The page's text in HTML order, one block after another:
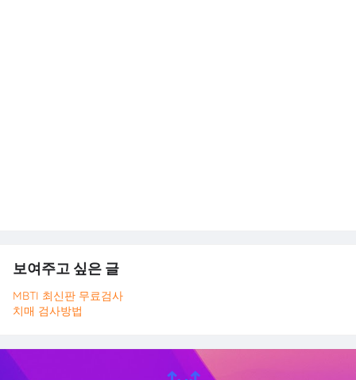
보여주고 싶은 글
MBTI 최신판 무료검사
치매 검사방법